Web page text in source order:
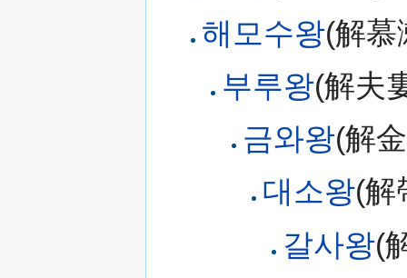
해모수왕(解慕
부루왕(解夫
금와왕(解
대소왕(解
갈사왕(